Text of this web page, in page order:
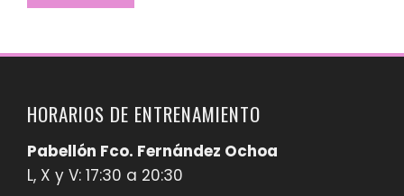
HORARIOS DE ENTRENAMIENTO
Pabellón Fco. Fernández Ochoa
L, X y V: 17:30 a 20:30